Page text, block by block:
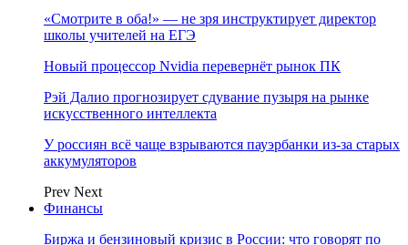
«Смотрите в оба!» — не зря инструктирует директор
школы учителей на ЕГЭ
Новый процессор Nvidia перевернёт рынок ПК
Рэй Далио прогнозирует сдувание пузыря на рынке
искусственного интеллекта
У россиян всё чаще взрываются пауэрбанки из-за старых
аккумуляторов
Prev Next
Финансы
Биржа и бензиновый кризис в России: что говорят по